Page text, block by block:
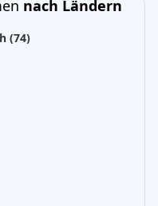
nach Ländern
(74)